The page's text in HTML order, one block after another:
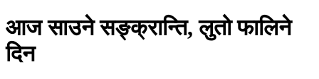
आज साउने सङ्क्रान्ति, लुतो फालिने
दिन